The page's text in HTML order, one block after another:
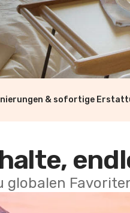
& sofortige
globalen